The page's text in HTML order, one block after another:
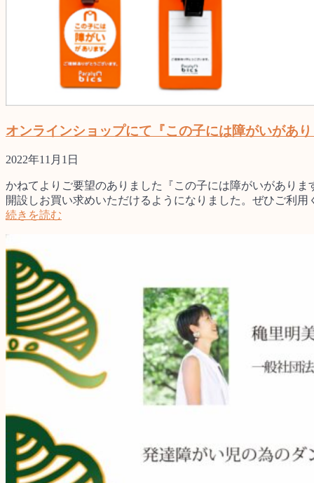
オンラインショップにて『この子には障がいがあ
2022年11月1日
かねてよりご要望のありました『この子には障がいがあり
開設しお買い求めいただけるようになりました。ぜひご利
続きを読む